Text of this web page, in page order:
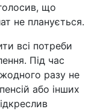
що
не планується.
всі потреби
Під час
разу не
або інших